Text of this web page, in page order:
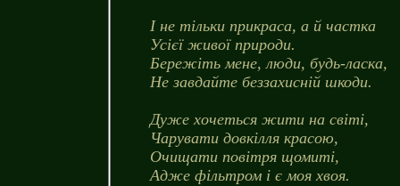
І не тільки прикраса, а й частка
Усієї живої природи.
Бережіть мене, люди, будь-ласка,
Не завдайте беззахисній шкоди.
Дуже хочеться жити на світі,
Чарувати довкілля красою,
Очищати повітря щомиті,
Адже фільтром і є моя хвоя.